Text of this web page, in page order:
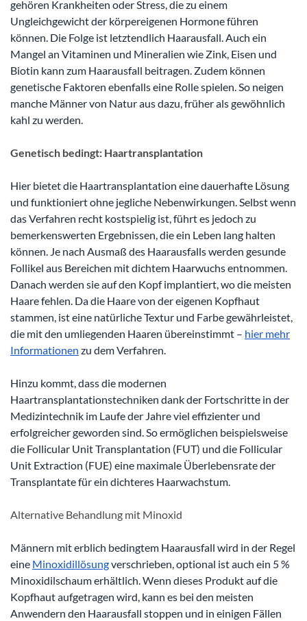
gehören Krankheiten oder Stress, die zu einem
Ungleichgewicht der körpereigenen Hormone führen
können. Die Folge ist letztendlich Haarausfall. Auch ein
Mangel an Vitaminen und Mineralien wie Zink, Eisen und
Biotin kann zum Haarausfall beitragen. Zudem können
genetische Faktoren ebenfalls eine Rolle spielen. So neigen
manche Männer von Natur aus dazu, früher als gewöhnlich
kahl zu werden.
Genetisch bedingt: Haartransplantation
Hier bietet die Haartransplantation eine dauerhafte Lösung
und funktioniert ohne jegliche Nebenwirkungen. Selbst wenn
das Verfahren recht kostspielig ist, führt es jedoch zu
bemerkenswerten Ergebnissen, die ein Leben lang halten
können. Je nach Ausmaß des Haarausfalls werden gesunde
Follikel aus Bereichen mit dichtem Haarwuchs entnommen.
Danach werden sie auf den Kopf implantiert, wo die meisten
Haare fehlen. Da die Haare von der eigenen Kopfhaut
stammen, ist eine natürliche Textur und Farbe gewährleistet,
die mit den umliegenden Haaren übereinstimmt – hier mehr
Informationen zu dem Verfahren.
Hinzu kommt, dass die modernen
Haartransplantationstechniken dank der Fortschritte in der
Medizintechnik im Laufe der Jahre viel effizienter und
erfolgreicher geworden sind. So ermöglichen beispielsweise
die Follicular Unit Transplantation (FUT) und die Follicular
Unit Extraction (FUE) eine maximale Überlebensrate der
Transplantate für ein dichteres Haarwachstum.
Alternative Behandlung mit Minoxid
Männern mit erblich bedingtem Haarausfall wird in der Regel
eine Minoxidillösungverschrieben, optional ist auch ein 5 %
Minoxidilschaum erhältlich. Wenn dieses Produkt auf die
Kopfhaut aufgetragen wird, kann es bei den meisten
Anwendern den Haarausfall stoppen und in einigen Fällen